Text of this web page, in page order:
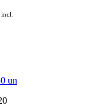
un